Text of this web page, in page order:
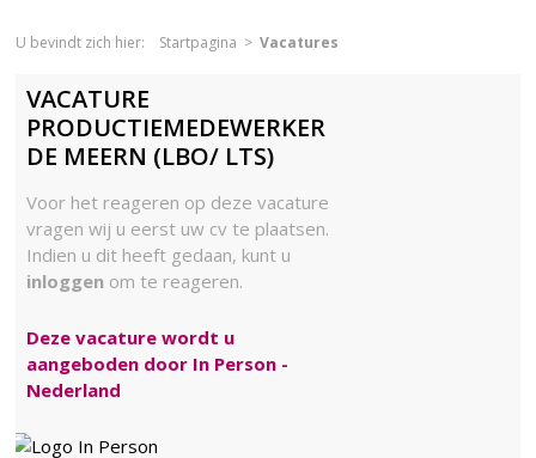
U bevindt zich hier: Startpagina >Vacatures
VACATURE
PRODUCTIEMEDEWERKER
DE MEERN (LBO/ LTS)
Voor het reageren op deze vacature
vragen wij u eerst uw cv te plaatsen.
Indien u dit heeft gedaan, kunt u
inloggen om te reageren.
Deze vacature wordt u
aangeboden door In Person -
Nederland